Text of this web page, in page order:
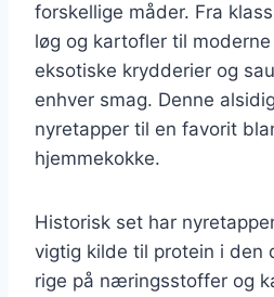
forskellige måder. Fra
løg og kartofler til
eksotiske krydderier og
enhver smag. Denne
nyretapper til en favorit
hjemmekokke.
Historisk set har
vigtig kilde til protein i den
rige på næringsstoffer og